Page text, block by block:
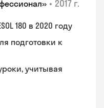
• 2017 г.
180 в 2020 году
подготовки к
учитывая